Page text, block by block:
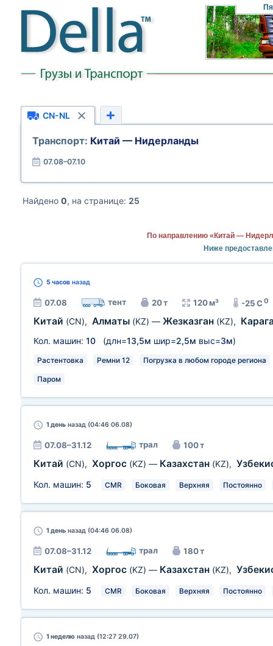
CN-NL
Транспорт: Китай — Нидерланды
07.08–07.10
Найдено 0, на странице: 25
По направлению «Китай —
Ниже
5 часов назад
07.08 тент 20 т 120 м³ -25 C0
Китай (CN), Алматы (KZ) — Жезказган (KZ),
Кол. машин: 10 (длн=13,5м шир=2,5м выс=3м)
Растентовка Ремни 12 Погрузка в любом городе региона
Паром
1 день назад (04:46 06.08)
07.08–31.12 трал 100 т
Китай (CN), Хоргос (KZ) — Казахстан (KZ),
Кол. машин: 5 CMR Боковая Верхняя Постоянно
1 день назад (04:46 06.08)
07.08–31.12 трал 180 т
Китай (CN), Хоргос (KZ) — Казахстан (KZ),
Кол. машин: 5 CMR Боковая Верхняя Постоянно
1 неделю назад (12:27 29.07)